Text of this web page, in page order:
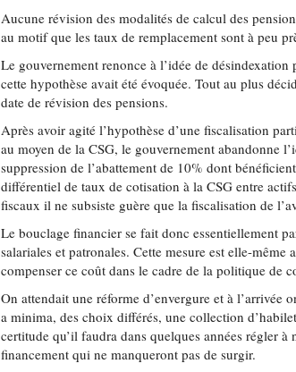
Aucune révision des modalités de calcul des
au motif que les taux de remplacement sont à peu
Le gouvernement renonce à l’idée de
cette hypothèse avait été évoquée. Tout au plus
date de révision des pensions.
Après avoir agité l’hypothèse d’une fiscalisation
au moyen de la CSG, le gouvernement abandonne
suppression de l’abattement de 10% dont
différentiel de taux de cotisation à la CSG entre
fiscaux il ne subsiste guère que la fiscalisation de
Le bouclage financier se fait donc essentiellement
salariales et patronales. Cette mesure est elle-même
compenser ce coût dans le cadre de la politique de
On attendait une réforme d’envergure et à l’arrivée
a minima, des choix différés, une collection
certitude qu’il faudra dans quelques années régler
financement qui ne manqueront pas de surgir.